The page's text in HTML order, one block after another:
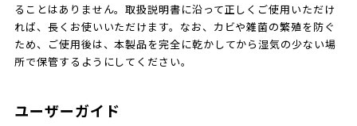
ることはありません。取扱説明書に沿って正しくご使用いただけ
れば、長くお使いいただけます。なお、カビや雑菌の繁殖を防ぐ
ため、ご使用後は、本製品を完全に乾かしてから湿気の少ない場
所で保管するようにしてください。
ユーザーガイド